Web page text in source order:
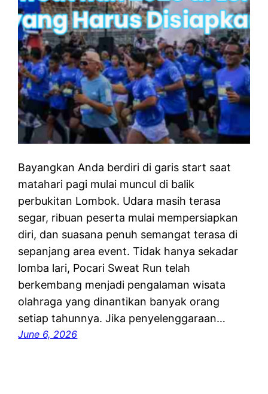
Bayangkan Anda berdiri di garis start saat
matahari pagi mulai muncul di balik
perbukitan Lombok. Udara masih terasa
segar, ribuan peserta mulai mempersiapkan
diri, dan suasana penuh semangat terasa di
sepanjang area event. Tidak hanya sekadar
lomba lari, Pocari Sweat Run telah
berkembang menjadi pengalaman wisata
olahraga yang dinantikan banyak orang
setiap tahunnya. Jika penyelenggaraan…
June 6, 2026